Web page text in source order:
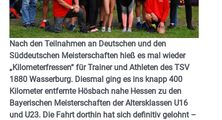
Nach den Teilnahmen an Deutschen und den
Süddeutschen Meisterschaften hieß es mal wieder
„Kilometerfressen“ für Trainer und Athleten des TSV
1880 Wasserburg. Diesmal ging es ins knapp 400
Kilometer entfernte Hösbach nahe Hessen zu den
Bayerischen Meisterschaften der Altersklassen U16
und U23. Die Fahrt dorthin hat sich definitiv gelohnt –